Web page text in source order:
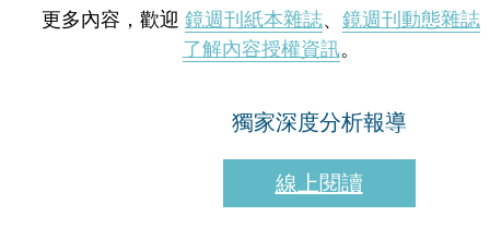
更多內容，歡迎 鏡週刊紙本雜誌、 鏡週刊動態雜誌
了解內容授權資訊。
獨家深度分析報導
線上閱讀